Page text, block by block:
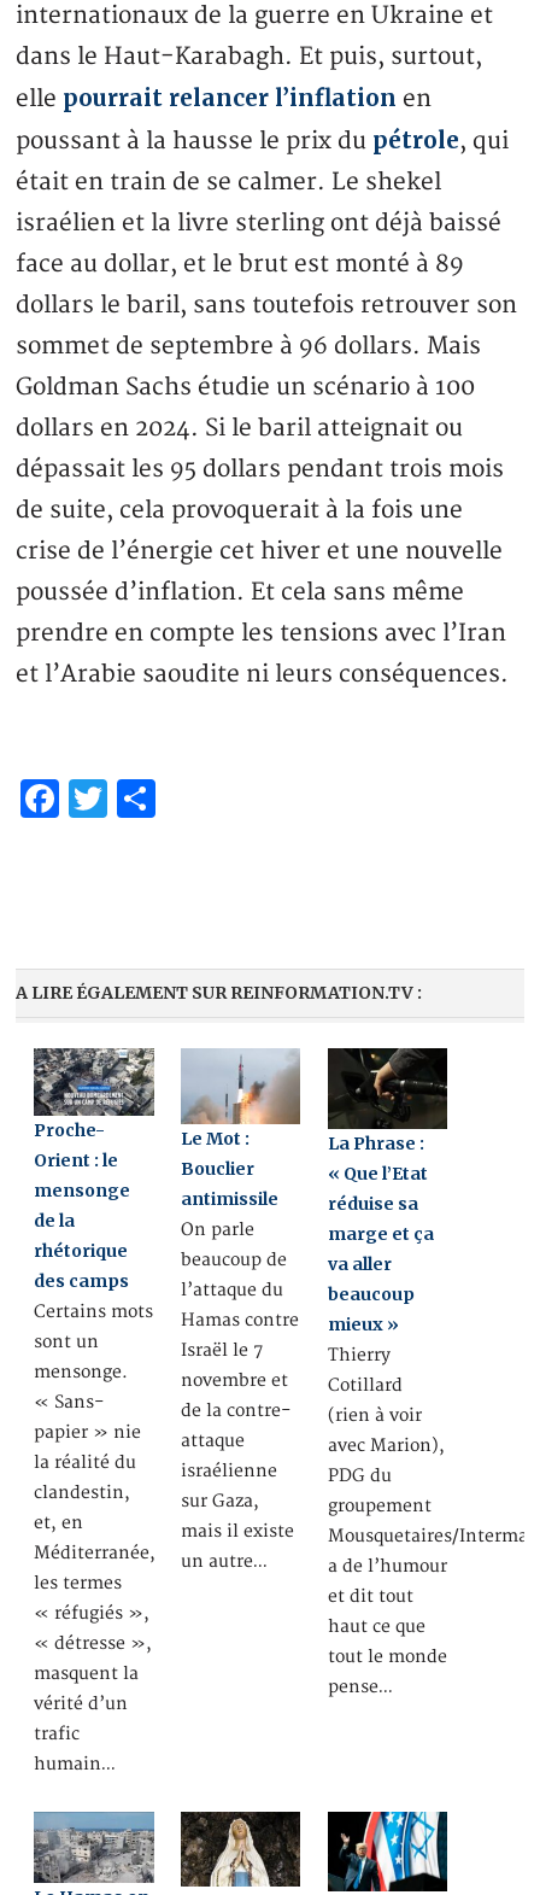
internationaux de la guerre en Ukraine et
dans le Haut-Karabagh. Et puis, surtout,
elle pourrait relancer l’inflation en
poussant à la hausse le prix du pétrole, qui
était en train de se calmer. Le shekel
israélien et la livre sterling ont déjà baissé
face au dollar, et le brut est monté à 89
dollars le baril, sans toutefois retrouver son
sommet de septembre à 96 dollars. Mais
Goldman Sachs étudie un scénario à 100
dollars en 2024. Si le baril atteignait ou
dépassait les 95 dollars pendant trois mois
de suite, cela provoquerait à la fois une
crise de l’énergie cet hiver et une nouvelle
poussée d’inflation. Et cela sans même
prendre en compte les tensions avec l’Iran
et l’Arabie saoudite ni leurs conséquences.
Facebook
Twitter
A LIRE ÉGALEMENT SUR REINFORMATION.TV :
Proche-
Orient : le
mensonge
de la
rhétorique
des camps
Certains mots
sont un
mensonge.
« Sans-
papier » nie
la réalité du
clandestin,
et, en
Méditerranée,
les termes
« réfugiés »,
« détresse »,
masquent la
vérité d’un
trafic
humain…
Le Mot :
Bouclier
antimissile
On parle
beaucoup de
l’attaque du
Hamas contre
Israël le 7
novembre et
de la contre-
attaque
israélienne
sur Gaza,
mais il existe
un autre…
La Phrase :
« Que l’Etat
réduise sa
marge et ça
va aller
beaucoup
mieux »
Thierry
Cotillard
(rien à voir
avec Marion),
PDG du
groupement
Mousquetaires/
a de l’humour
et dit tout
haut ce que
tout le monde
pense…